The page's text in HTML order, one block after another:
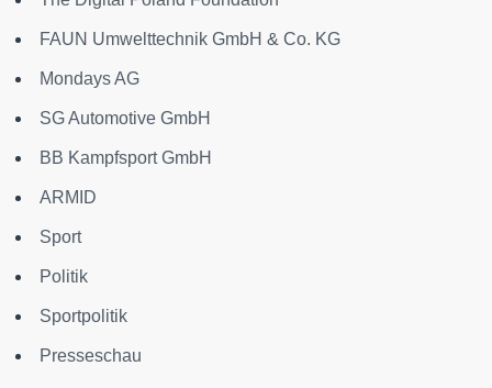
FAUN Umwelttechnik GmbH & Co. KG
Mondays AG
SG Automotive GmbH
BB Kampfsport GmbH
ARMID
Sport
Politik
Sportpolitik
Presseschau